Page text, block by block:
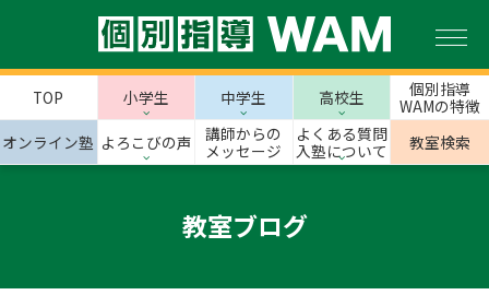
TOP 小学生 中学生 高校生
個別指導
WAMの特徴
オンライン塾 よろこびの声
講師からの
メッセージ
よくある質問
入塾について
教室検索
教室ブログ